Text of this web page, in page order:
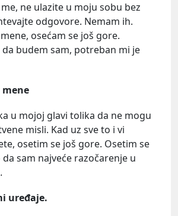
ne ulazite u moju sobu bez
odgovore. Nemam ih.
osećam se još gore.
budem sam, potreban mi je
mene
u mojoj glavi tolika da ne mogu
misli. Kad uz sve to i vi
osetim se još gore. Osetim se
sam najveće razočarenje u
uređaje.